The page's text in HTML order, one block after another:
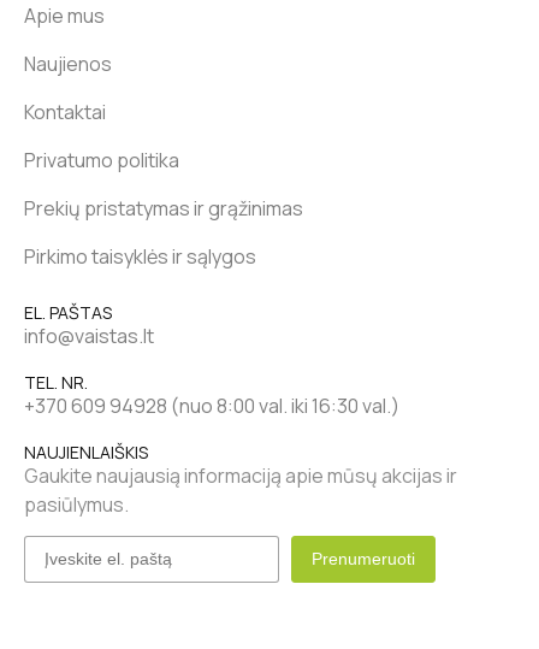
Apie mus
Naujienos
Kontaktai
Privatumo politika
Prekių pristatymas ir grąžinimas
Pirkimo taisyklės ir sąlygos
EL. PAŠTAS
info@vaistas.lt
TEL. NR.
+370 609 94928 (nuo 8:00 val. iki 16:30 val.)
NAUJIENLAIŠKIS
Gaukite naujausią informaciją apie mūsų akcijas ir
pasiūlymus.